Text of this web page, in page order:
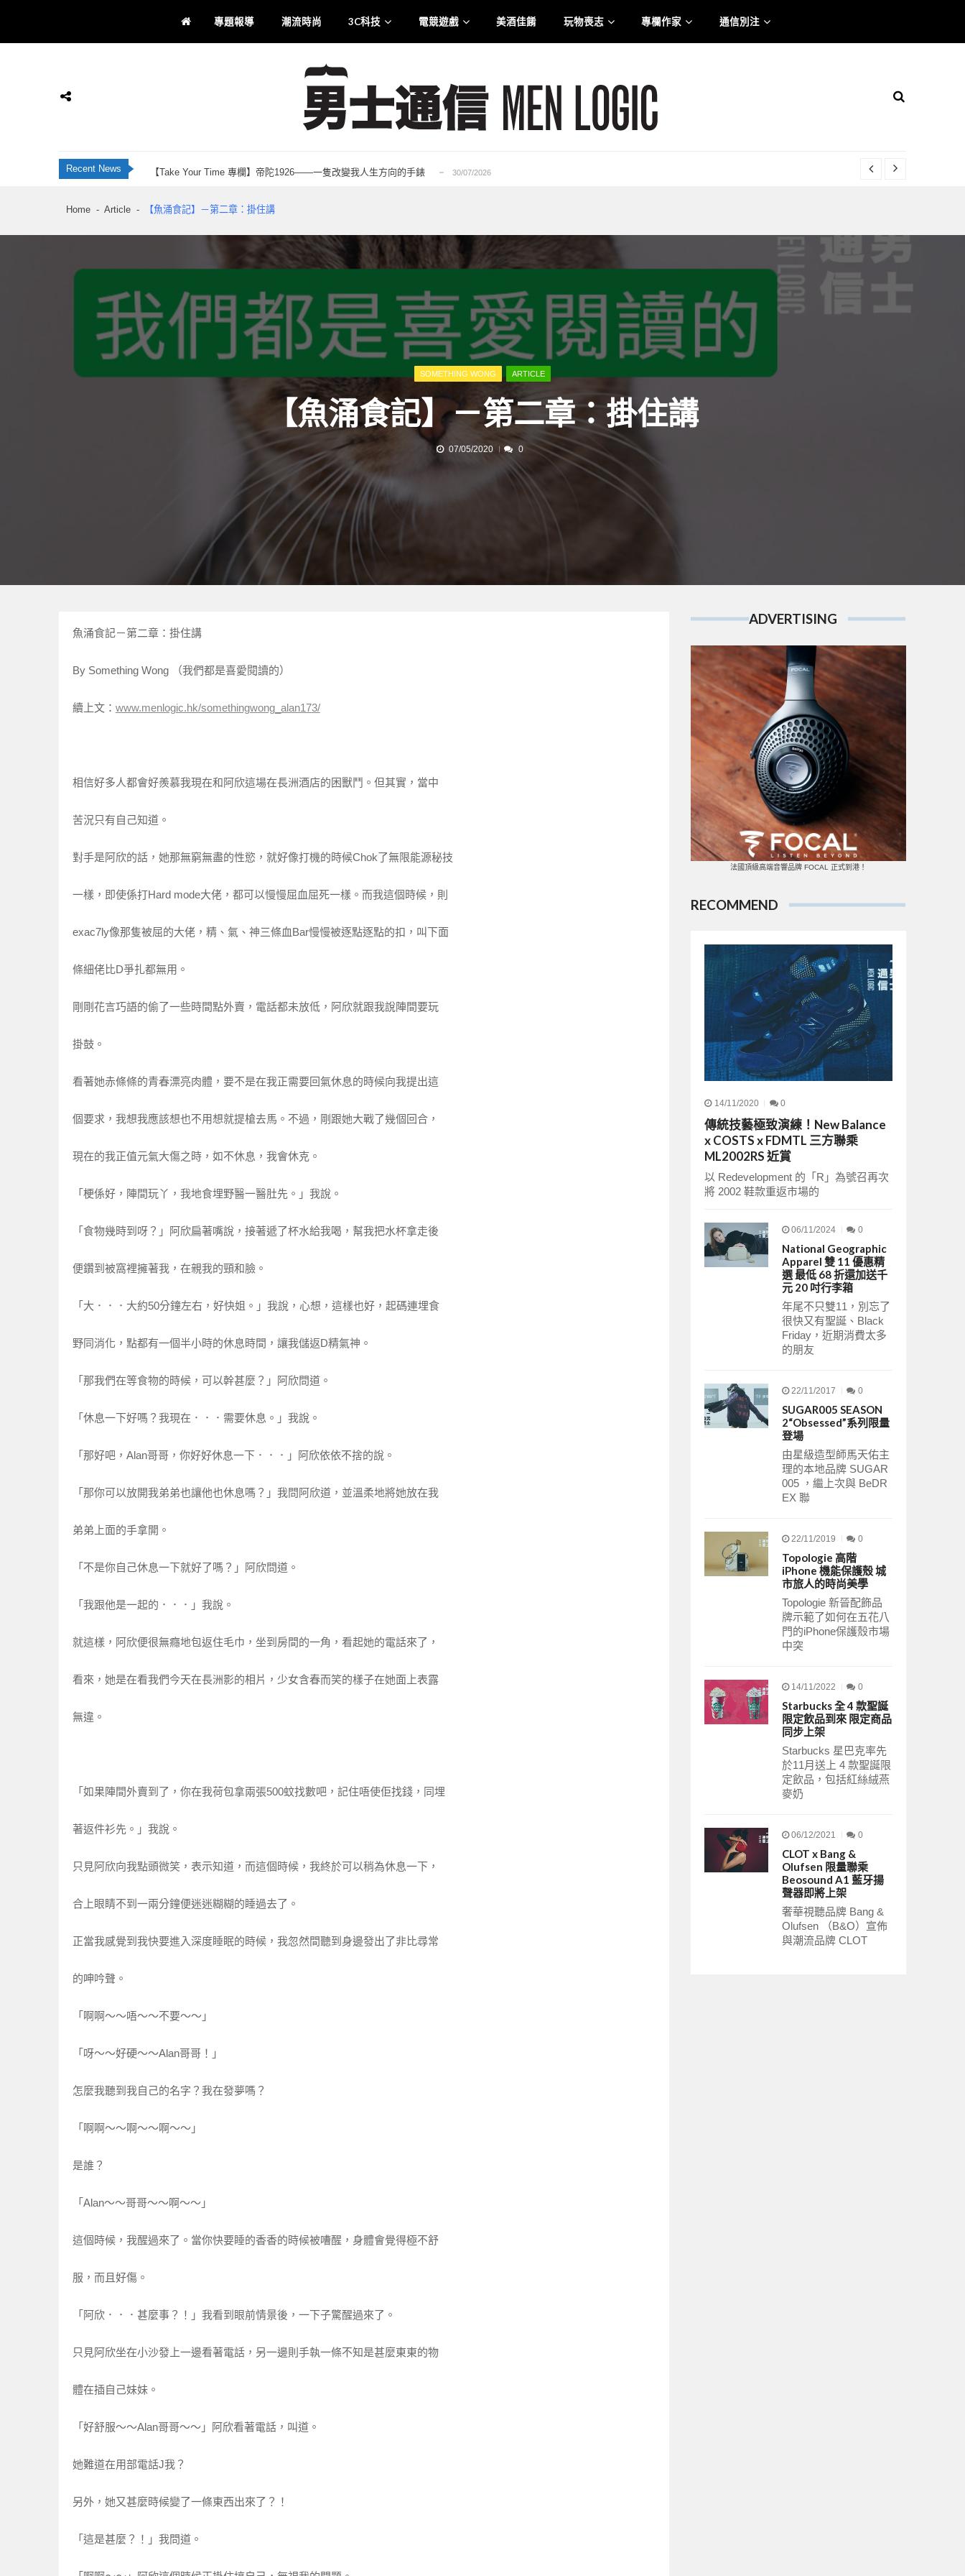
專題報導 潮流時尚 3C科技 電競遊戲 美酒佳餚 玩物喪志 專欄作家 通信別注
男士通信
男士專屬
Recent News
JBL Live 全新智慧降噪耳機系列 藍牙 6.0 智慧觸控盒震撼登港 25/07/2026
香港科研28年品牌 INNOTIER 創辦人Juliana 專訪：從口罩到貼身衣物 最高規格的防護... 21/07/2026
Momax 屯門市廣場品牌店正式開業！「Recharge for Tuen Mun」為主題注入生活能量... 12/07/2026
刺客教條：黑旗同步重置 評測：海盜黃金時代的忠實重生，Ubisoft 的一次及時救贖...
香港科研28年品牌 INNOTIER 創辦人Juliana 專訪：從口罩到貼身衣物 最高規格的防護...
Momax 屯門市廣場品牌店正式開業！「Recharge for Tuen Mun」為主題注入生活能量... 12/07/2026
【Take Your Time 專欄】帝陀1926——一隻改變我人生方向的手錶 30/07/2026
JBL Live 全新智慧降噪耳機系列 藍牙 6.0 智慧觸控盒震撼登港 25/07/2026
Home Article 【魚涌食記】－第二章：掛住講
SOMETHING WONG ARTICLE
【魚涌食記】－第二章：掛住講
07/05/2020 0
魚涌食記－第二章：掛住講
By Something Wong （我們都是喜愛閱讀的）
續上文： www.menlogic.hk/somethingwong_alan173/
相信好多人都會好羨慕我現在和阿欣這場在長洲酒店的困獸鬥。但其實，當中
苦況只有自己知道。
對手是阿欣的話，她那無窮無盡的性慾，就好像打機的時候Chok了無限能源秘技
一樣，即使係打Hard mode大佬，都可以慢慢屈血屈死一樣。而我這個時候，則
exac7ly像那隻被屈的大佬，精、氣、神三條血Bar慢慢被逐點逐點的扣，叫下面
條細佬比D爭扎都無用。
剛剛花言巧語的偷了一些時間點外賣，電話都未放低，阿欣就跟我說陣間要玩
掛鼓。
看著她赤條條的青春漂亮肉體，要不是在我正需要回氣休息的時候向我提出這
個要求，我想我應該想也不用想就提槍去馬。不過，剛跟她大戰了幾個回合，
現在的我正值元氣大傷之時，如不休息，我會休克。
「梗係好，陣間玩丫，我地食埋野醫一醫肚先。」我說。
「食物幾時到呀？」阿欣扁著嘴說，接著遞了杯水給我喝，幫我把水杯拿走後
便鑽到被窩裡擁著我，在親我的頸和臉。
「大．．．大約50分鐘左右，好快姐。」我說，心想，這樣也好，起碼連埋食
野同消化，點都有一個半小時的休息時間，讓我儲返D精氣神。
「那我們在等食物的時候，可以幹甚麼？」阿欣問道。
「休息一下好嗎？我現在．．．需要休息。」我說。
「那好吧，Alan哥哥，你好好休息一下．．．」阿欣依依不捨的說。
「那你可以放開我弟弟也讓他也休息嗎？」我問阿欣道，並溫柔地將她放在我
弟弟上面的手拿開。
「不是你自己休息一下就好了嗎？」阿欣問道。
「我跟他是一起的．．．」我說。
就這樣，阿欣便很無癮地包返住毛巾，坐到房間的一角，看起她的電話來了，
看來，她是在看我們今天在長洲影的相片，少女含春而笑的樣子在她面上表露
無違。
「如果陣間外賣到了，你在我荷包拿兩張500蚊找數吧，記住唔使佢找錢，同埋
著返件衫先。」我說。
只見阿欣向我點頭微笑，表示知道，而這個時候，我終於可以稍為休息一下，
合上眼睛不到一兩分鐘便迷迷糊糊的睡過去了。
正當我感覺到我快要進入深度睡眠的時候，我忽然間聽到身邊發出了非比尋常
的呻吟聲。
「啊啊～～唔～～不要～～」
「呀～～好硬～～Alan哥哥！」
怎麼我聽到我自己的名字？我在發夢嗎？
「啊啊～～啊～～啊～～」
是誰？
「Alan～～哥哥～～啊～～」
這個時候，我醒過來了。當你快要睡的香香的時候被嘈醒，身體會覺得極不舒
服，而且好傷。
「阿欣．．．甚麼事？！」我看到眼前情景後，一下子驚醒過來了。
只見阿欣坐在小沙發上一邊看著電話，另一邊則手執一條不知是甚麼東東的物
體在插自己妹妹。
「好舒服～～Alan哥哥～～」阿欣看著電話，叫道。
她難道在用部電話J我？
另外，她又甚麼時候變了一條東西出來了？！
「這是甚麼？！」我問道。
ADVERTISING
法國頂級高端音響品牌 FOCAL 正式到港！
RECOMMEND
14/11/2020 0
傳統技藝極致演練！New Balance
x COSTS x FDMTL 三方聯乘
ML2002RS 近賞
以 Redevelopment 的「R」為號召再次
將 2002 鞋款重返市場的
06/11/2024 0
National Geographic
Apparel 雙 11 優惠精
選 最低 68 折還加送千
元 20 吋行李箱
年尾不只雙11，別忘了
很快又有聖誕、Black
Friday，近期消費太多
的朋友
22/11/2017 0
SUGAR005 SEASON
2“Obsessed”系列限量
登場
由星級造型師馬天佑主
理的本地品牌 SUGAR
005 ，繼上次與 BeDR
EX 聯
22/11/2019 0
Topologie 高階
iPhone 機能保護殼 城
市旅人的時尚美學
Topologie 新晉配飾品
牌示範了如何在五花八
門的iPhone保護殼市場
中突
14/11/2022 0
Starbucks 全 4 款聖誕
限定飲品到來 限定商品
同步上架
Starbucks 星巴克率先
於11月送上 4 款聖誕限
定飲品，包括紅絲絨燕
麥奶
06/12/2021 0
CLOT x Bang &
Olufsen 限量聯乘
Beosound A1 藍牙揚
聲器即將上架
奢華視聽品牌 Bang &
Olufsen （B&O）宣佈
與潮流品牌 CLOT